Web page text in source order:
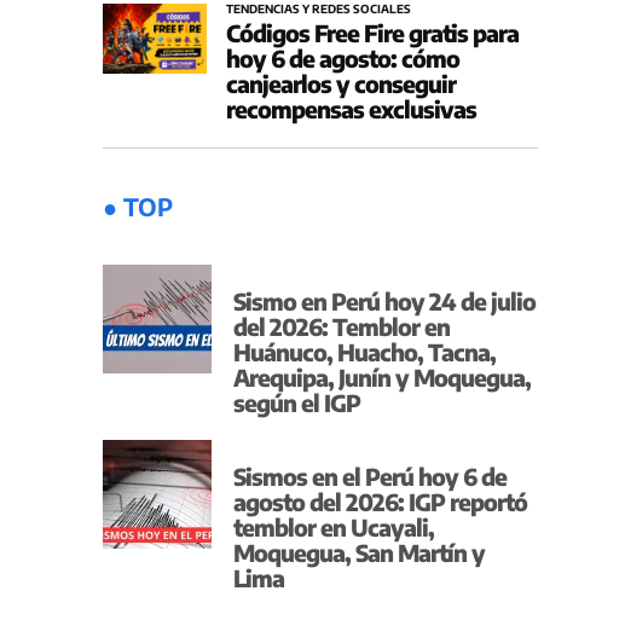
TENDENCIAS Y REDES SOCIALES
Códigos Free Fire gratis para
hoy 6 de agosto: cómo
canjearlos y conseguir
recompensas exclusivas
● TOP
Sismo en Perú hoy 24 de julio
del 2026: Temblor en
Huánuco, Huacho, Tacna,
Arequipa, Junín y Moquegua,
según el IGP
Sismos en el Perú hoy 6 de
agosto del 2026: IGP reportó
temblor en Ucayali,
Moquegua, San Martín y
Lima